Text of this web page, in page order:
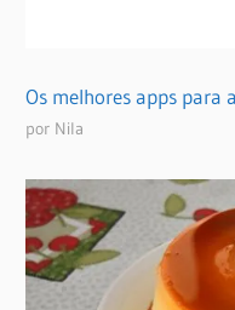
Os melhores apps para
por Nila